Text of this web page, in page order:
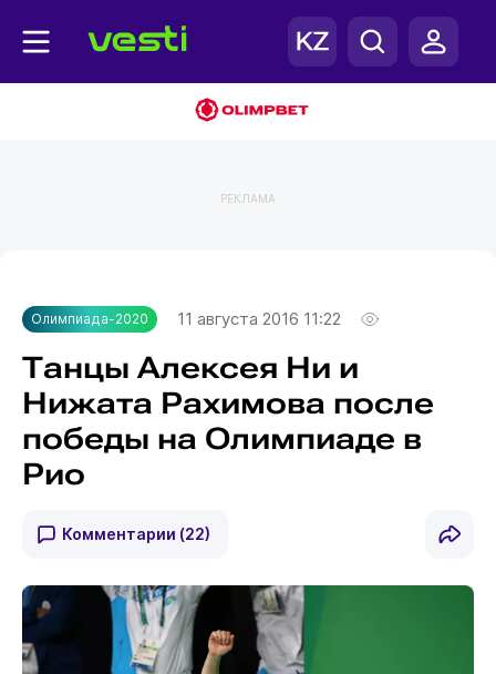
РЕКЛАМА
Олимпиада-2020 11 августа 2016 11:22
Танцы Алексея Ни и
Нижата Рахимова после
победы на Олимпиаде в
Рио
Комментарии (22)